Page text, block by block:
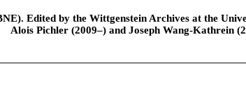
Edited by the Wittgenstein Archives at the
Alois Pichler (2009–) and Joseph Wang-Kathrein